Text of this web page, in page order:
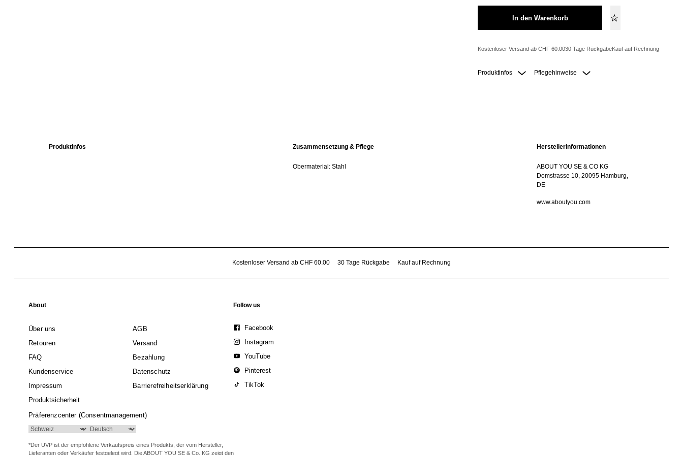
In den Warenkorb
Kostenloser Versand ab CHF 60.0030 Tage RückgabeKauf auf Rechnung
Produktinfos Pflegehinweise
Produktinfos Zusammensetzung & Pflege
Obermaterial: Stahl
Herstellerinformationen
ABOUT YOU SE & CO KG
Domstrasse 10, 20095 Hamburg,
DE
www.aboutyou.com
Kostenloser Versand ab CHF 60.00 30 Tage Rückgabe Kauf auf Rechnung
About
Über uns
AGB
Retouren
Versand
FAQ
Bezahlung
Kundenservice
Datenschutz
Impressum
Barrierefreiheitserklärung
Produktsicherheit
Präferenzcenter (Consentmanagement)
*Der UVP ist der empfohlene Verkaufspreis eines Produkts, der vom Hersteller,
Lieferanten oder Verkäufer festgelegt wird. Die ABOUT YOU SE & Co. KG zeigt den
Follow us
Facebook
Instagram
YouTube
Pinterest
TikTok